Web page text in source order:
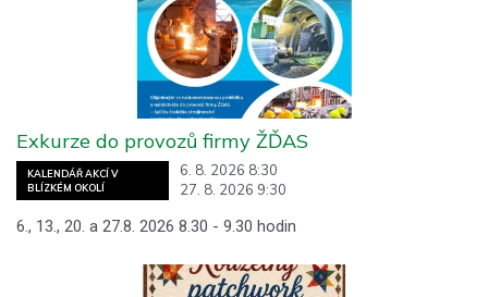
KALENDÁŘ AKCÍ V
BLÍZKÉM OKOLÍ
6. 8. 2026 8:30
27. 8. 2026 9:30
Exkurze do provozů firmy ŽĎAS
6., 13., 20. a 27.8. 2026 8.30 - 9.30 hodin